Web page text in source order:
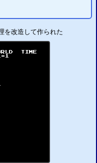
を改造して作られた